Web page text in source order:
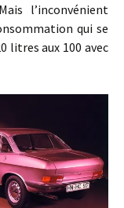
l’inconvénient
qui se
litres aux 100 avec